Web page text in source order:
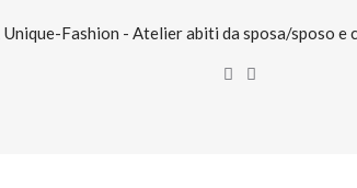
Fashion - Atelier abiti da sposa/sposo e